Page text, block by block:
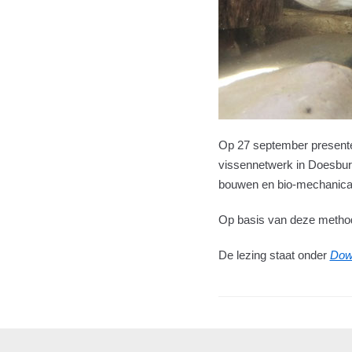
Op 27 september
vissennetwerk in
bouwen en bio-
Op basis van deze
De lezing staat onder